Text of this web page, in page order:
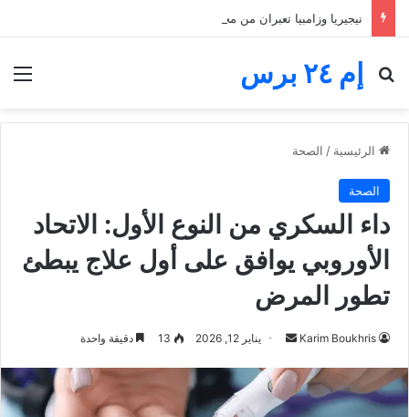
إم ٢٤ برس
بحث عن
الرئيسية / الصحة
الصحة
داء السكري من النوع الأول: الاتحاد
الأوروبي يوافق على أول علاج يبطئ
تطور المرض
Karim Boukhris
أرسل
إلكترونيا
يناير 12, 2026 13 دقيقة واحدة